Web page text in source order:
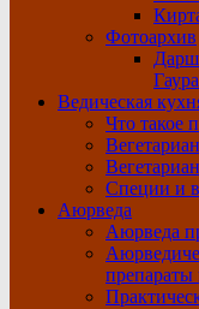
Фотоархив
Ведическая
Что такое
Специи и
Аюрведа
Аюрведа